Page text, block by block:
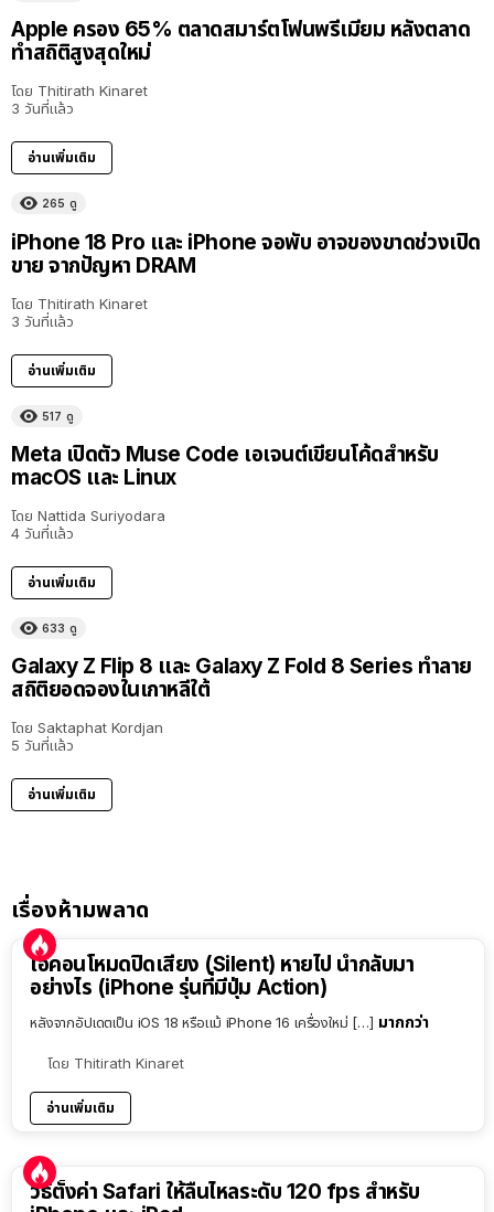
Apple ครอง 65% ตลาดสมาร์ตโฟนพรีเมียม หลังตลาด
ทำสถิติสูงสุดใหม่
โดย Thitirath Kinaret
3 วันที่แล้ว
อ่านเพิ่มเติม
265 ดู
iPhone 18 Pro และ iPhone จอพับ อาจของขาดช่วงเปิด
ขาย จากปัญหา DRAM
โดย Thitirath Kinaret
3 วันที่แล้ว
อ่านเพิ่มเติม
517 ดู
Meta เปิดตัว Muse Code เอเจนต์เขียนโค้ดสำหรับ
macOS และ Linux
โดย Nattida Suriyodara
4 วันที่แล้ว
อ่านเพิ่มเติม
633 ดู
Galaxy Z Flip 8 และ Galaxy Z Fold 8 Series ทำลาย
สถิติยอดจองในเกาหลีใต้
โดย Saktaphat Kordjan
5 วันที่แล้ว
อ่านเพิ่มเติม
เรื่องห้ามพลาด
ไอคอนโหมดปิดเสียง (Silent) หายไป นำกลับมา
อย่างไร (iPhone รุ่นที่มีปุ่ม Action)
หลังจากอัปเดตเป็น iOS 18 หรือแม้ iPhone 16 เครื่องใหม่ […] มากกว่า
โดย Thitirath Kinaret
อ่านเพิ่มเติม
วิธีตั้งค่า Safari ให้ลื่นไหลระดับ 120 fps สำหรับ